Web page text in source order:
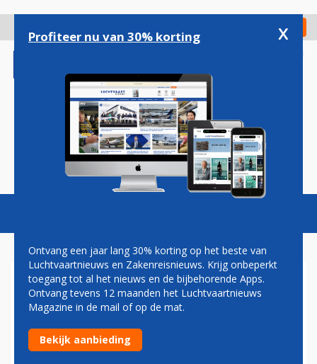
gaan
Check in
Magazine Podcasts Vacatures
PRIJSVECHTERS FRONTIER EN
VOLARIS SMEDEN
BUDGETALLIANTIE
Profiteer nu van 30% korting x
Ontvang een jaar lang 30% korting op het beste van
Luchtvaartnieuws en Zakenreisnieuws. Krijg onbeperkt
toegang tot al het nieuws en de bijbehorende Apps.
Ontvang tevens 12 maanden het Luchtvaartnieuws
Magazine in de mail of op de mat.
Bekijk aanbieding